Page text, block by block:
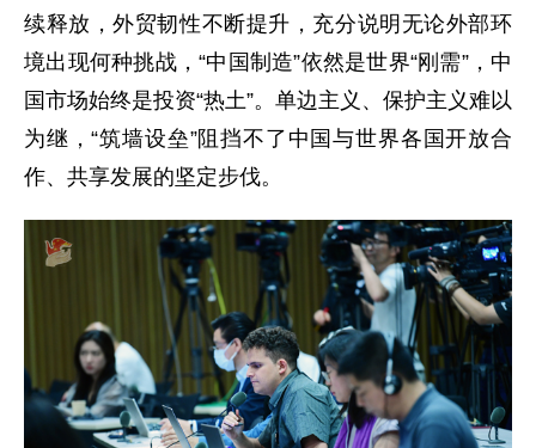
续释放，外贸韧性不断提升，充分说明无论外部环
境出现何种挑战，“中国制造”依然是世界“刚需”，中
国市场始终是投资“热土”。单边主义、保护主义难以
为继，“筑墙设垒”阻挡不了中国与世界各国开放合
作、共享发展的坚定步伐。